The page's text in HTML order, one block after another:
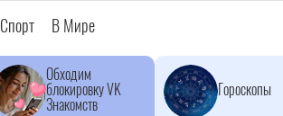
Спорт В Мире
Обходим
блокировку VK
Знакомств
Гороскопы